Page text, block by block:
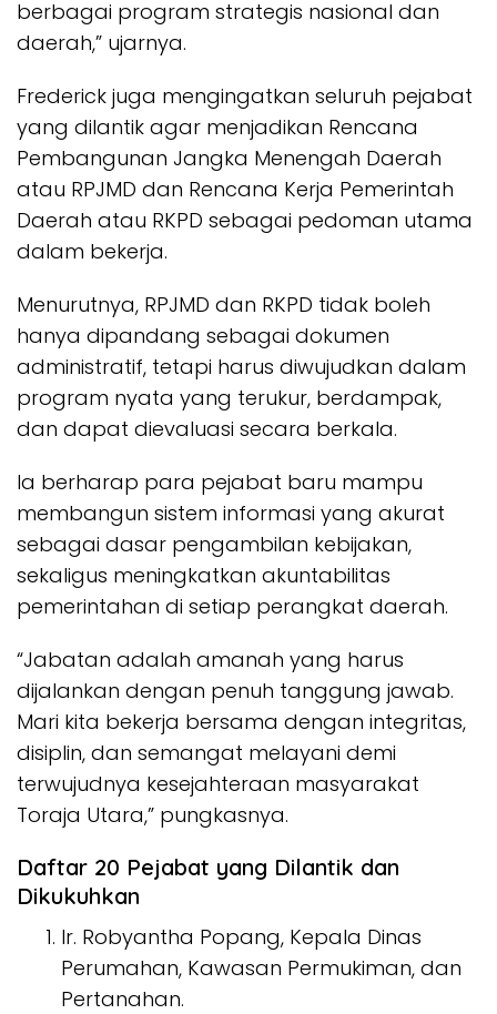
berbagai program strategis nasional dan
daerah,” ujarnya.
Frederick juga mengingatkan seluruh pejabat
yang dilantik agar menjadikan Rencana
Pembangunan Jangka Menengah Daerah
atau RPJMD dan Rencana Kerja Pemerintah
Daerah atau RKPD sebagai pedoman utama
dalam bekerja.
Menurutnya, RPJMD dan RKPD tidak boleh
hanya dipandang sebagai dokumen
administratif, tetapi harus diwujudkan dalam
program nyata yang terukur, berdampak,
dan dapat dievaluasi secara berkala.
Ia berharap para pejabat baru mampu
membangun sistem informasi yang akurat
sebagai dasar pengambilan kebijakan,
sekaligus meningkatkan akuntabilitas
pemerintahan di setiap perangkat daerah.
“Jabatan adalah amanah yang harus
dijalankan dengan penuh tanggung jawab.
Mari kita bekerja bersama dengan integritas,
disiplin, dan semangat melayani demi
terwujudnya kesejahteraan masyarakat
Toraja Utara,” pungkasnya.
Daftar 20 Pejabat yang Dilantik dan
Dikukuhkan
Ir. Robyantha Popang, Kepala Dinas
Perumahan, Kawasan Permukiman, dan
Pertanahan.